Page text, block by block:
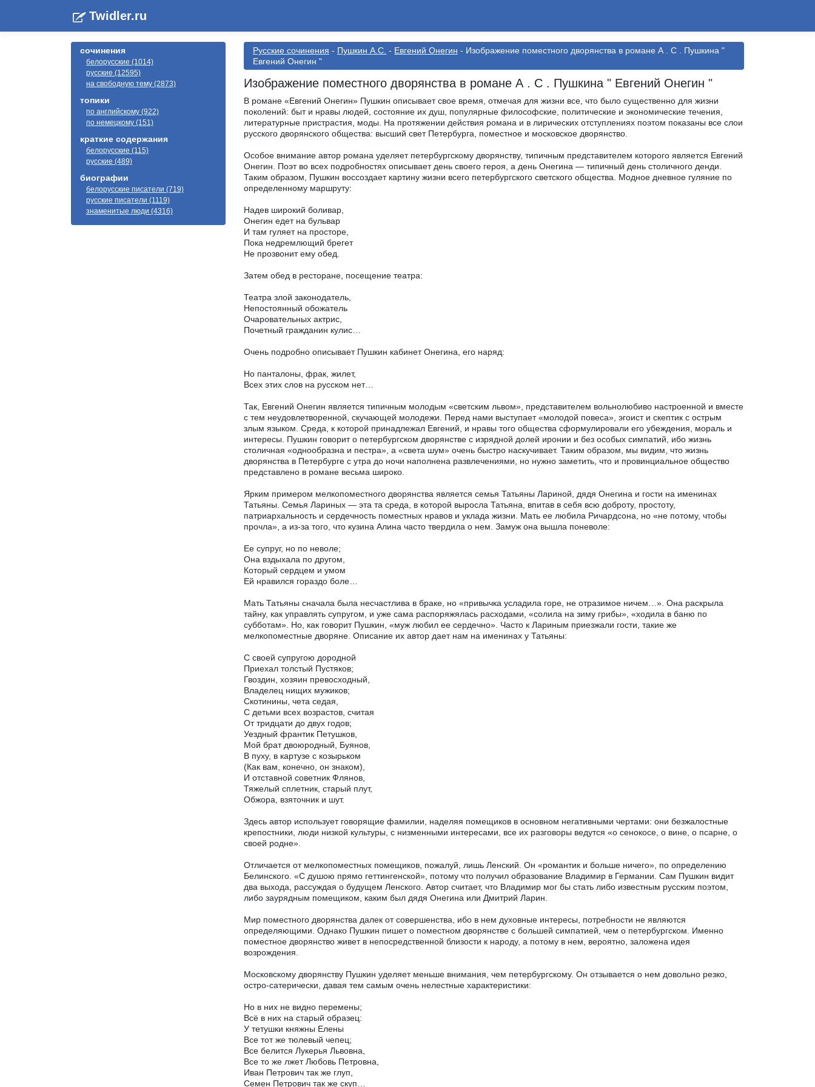
Twidler.ru
сочинения
белорусские (1014)
русские (12595)
на свободную тему (2873)
топики
по английскому (922)
по немецкому (151)
краткие содержания
белорусские (115)
русские (489)
биографии
белорусские писатели (719)
русские писатели (1119)
знаменитые люди (4316)
Русские сочинения - Пушкин А.С. - Евгений Онегин - Изображение поместного дворянства в романе А . С . Пушкина "
Евгений Онегин "
Изображение поместного дворянства в романе А . С . Пушкина " Евгений Онегин "
В романе «Евгений Онегин» Пушкин описывает свое время, отмечая для жизни все, что было существенно для жизни
поколений: быт и нравы людей, состояние их душ, популярные философские, политические и экономические течения,
литературные пристрастия, моды. На протяжении действия романа и в лирических отступлениях поэтом показаны все слои
русского дворянского общества: высший свет Петербурга, поместное и московское дворянство.
Особое внимание автор романа уделяет петербургскому дворянству, типичным представителем которого является Евгений
Онегин. Поэт во всех подробностях описывает день своего героя, а день Онегина — типичный день столичного денди.
Таким образом, Пушкин воссоздает картину жизни всего петербургского светского общества. Модное дневное гуляние по
определенному маршруту:
Надев широкий боливар,
Онегин едет на бульвар
И там гуляет на просторе,
Пока недремлющий брегет
Не прозвонит ему обед.
Затем обед в ресторане, посещение театра:
Театра злой законодатель,
Непостоянный обожатель
Очаровательных актрис,
Почетный гражданин кулис…
Очень подробно описывает Пушкин кабинет Онегина, его наряд:
Но панталоны, фрак, жилет,
Всех этих слов на русском нет…
Так, Евгений Онегин является типичным молодым «светским львом», представителем вольнолюбиво настроенной и вместе
с тем неудовлетворенной, скучающей молодежи. Перед нами выступает «молодой повеса», эгоист и скептик с острым
злым языком. Среда, к которой принадлежал Евгений, и нравы того общества сформулировали его убеждения, мораль и
интересы. Пушкин говорит о петербургском дворянстве с изрядной долей иронии и без особых симпатий, ибо жизнь
столичная «однообразна и пестра», а «света шум» очень быстро наскучивает. Таким образом, мы видим, что жизнь
дворянства в Петербурге с утра до ночи наполнена развлечениями, но нужно заметить, что и провинциальное общество
представлено в романе весьма широко.
Ярким примером мелкопоместного дворянства является семья Татьяны Лариной, дядя Онегина и гости на именинах
Татьяны. Семья Лариных — эта та среда, в которой выросла Татьяна, впитав в себя всю доброту, простоту,
патриархальность и сердечность поместных нравов и уклада жизни. Мать ее любила Ричардсона, но «не потому, чтобы
прочла», а из-за того, что кузина Алина часто твердила о нем. Замуж она вышла поневоле:
Ее супруг, но по неволе;
Она вздыхала по другом,
Который сердцем и умом
Ей нравился гораздо боле…
Мать Татьяны сначала была несчастлива в браке, но «привычка усладила горе, не отразимое ничем…». Она раскрыла
тайну, как управлять супругом, и уже сама распоряжялась расходами, «солила на зиму грибы», «ходила в баню по
субботам». Но, как говорит Пушкин, «муж любил ее сердечно». Часто к Лариным приезжали гости, такие же
мелкопоместные дворяне. Описание их автор дает нам на именинах у Татьяны:
С своей супругою дородной
Приехал толстый Пустяков;
Гвоздин, хозяин превосходный,
Владелец нищих мужиков;
Скотинины, чета седая,
С детьми всех возрастов, считая
От тридцати до двух годов;
Уездный франтик Петушков,
Мой брат двоюродный, Буянов,
В пуху, в картузе с козырьком
(Как вам, конечно, он знаком),
И отставной советник Флянов,
Тяжелый сплетник, старый плут,
Обжора, взяточник и шут.
Здесь автор использует говорящие фамилии, наделяя помещиков в основном негативными чертами: они безжалостные
крепостники, люди низкой культуры, с низменными интересами, все их разговоры ведутся «о сенокосе, о вине, о псарне, о
своей родне».
Отличается от мелкопоместных помещиков, пожалуй, лишь Ленский. Он «романтик и больше ничего», по определению
Белинского. «С душою прямо геттингенской», потому что получил образование Владимир в Германии. Сам Пушкин видит
два выхода, рассуждая о будущем Ленского. Автор считает, что Владимир мог бы стать либо известным русским поэтом,
либо заурядным помещиком, каким был дядя Онегина или Дмитрий Ларин.
Мир поместного дворянства далек от совершенства, ибо в нем духовные интересы, потребности не являются
определяющими. Однако Пушкин пишет о поместном дворянстве с большей симпатией, чем о петербургском. Именно
поместное дворянство живет в непосредственной близости к народу, а потому в нем, вероятно, заложена идея
возрождения.
Московскому дворянству Пушкин уделяет меньше внимания, чем петербургскому. Он отзывается о нем довольно резко,
остро-сатерически, давая тем самым очень нелестные характеристики:
Но в них не видно перемены;
Всё в них на старый образец:
У тетушки княжны Елены
Все тот же тюлевый чепец;
Все белится Лукерья Львовна,
Все то же лжет Любовь Петровна,
Иван Петрович так же глуп,
Семен Петрович так же скуп…